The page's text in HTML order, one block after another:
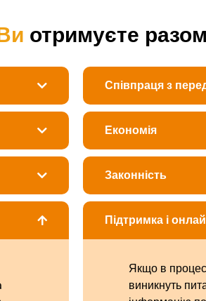
отримуєте
Співпраця з
Економія
Законність
Підтримка і
Якщо в
виникнуть